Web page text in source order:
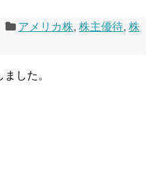
アメリカ株,株主優待,株
した。